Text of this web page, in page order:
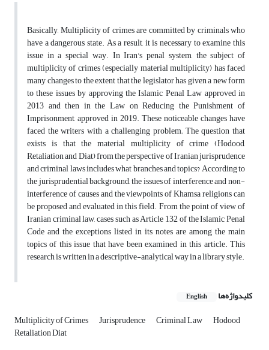
Basically, Multiplicity of crimes are committed by criminals who
have a dangerous state. As a result, it is necessary to examine this
issue in a special way. In Iran's penal system, the subject of
multiplicity of crimes (especially material multiplicity) has faced
many changes to the extent that the legislator has given a new form
to these issues by approving the Islamic Penal Law approved in
2013 and then in the Law on Reducing the Punishment of
Imprisonment, approved in 2019. These noticeable changes have
faced the writers with a challenging problem; The question that
exists is that the material multiplicity of crime (Hodood,
Retaliation and Diat) from the perspective of Iranian jurisprudence
and criminal laws includes what branches and topics? According to
the jurisprudential background, the issues of interference and non-
interference of causes and the viewpoints of Khamsa religions can
be proposed and evaluated in this field. From the point of view of
Iranian criminal law, cases such as Article 132 of the Islamic Penal
Code and the exceptions listed in its notes are among the main
topics of this issue that have been examined in this article. This
research is written in a descriptive-analytical way in a library style.
کلیدواژه‌ها English
Multiplicity of Crimes Jurisprudence Criminal Law Hodood
Retaliation Diat